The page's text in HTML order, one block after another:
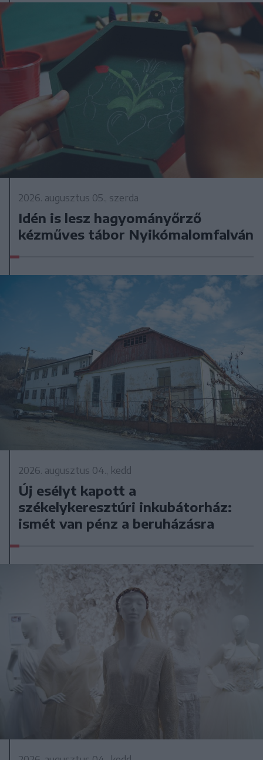
2026. augusztus 05., szerda
Idén is lesz hagyományőrző
kézműves tábor Nyikómalomfalván
2026. augusztus 04., kedd
Új esélyt kapott a
székelykeresztúri inkubátorház:
ismét van pénz a beruházásra